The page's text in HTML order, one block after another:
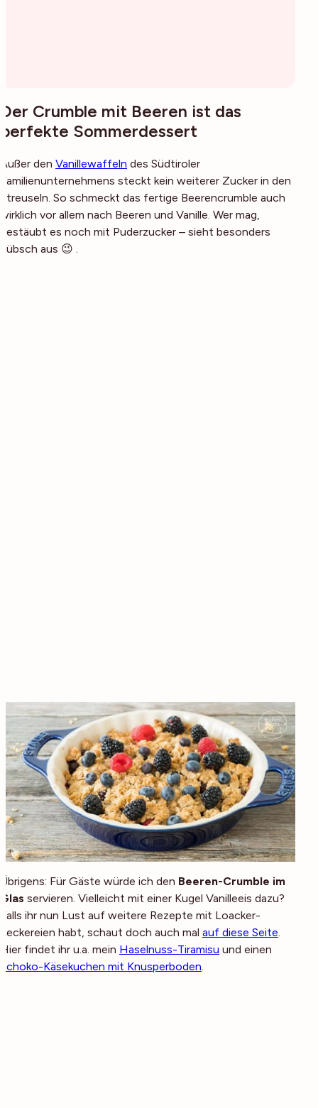
Der Crumble mit Beeren ist das
perfekte Sommerdessert
Außer den Vanillewaffeln des Südtiroler
Familienunternehmens steckt kein weiterer Zucker in den
Streuseln. So schmeckt das fertige Beerencrumble auch
wirklich vor allem nach Beeren und Vanille. Wer mag,
bestäubt es noch mit Puderzucker – sieht besonders
hübsch aus 😉 .
Übrigens: Für Gäste würde ich den Beeren-Crumble im
Glas servieren. Vielleicht mit einer Kugel Vanilleeis dazu?
Falls ihr nun Lust auf weitere Rezepte mit Loacker-
Leckereien habt, schaut doch auch mal auf diese Seite
Hier findet ihr u.a. mein Haselnuss-Tiramisu und einen
Schoko-Käsekuchen mit Knusperboden